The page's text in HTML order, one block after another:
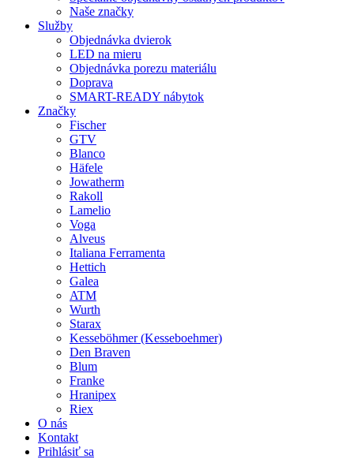
Naše značky
Služby
Objednávka dvierok
LED na mieru
Objednávka porezu materiálu
Doprava
SMART-READY nábytok
Značky
Fischer
GTV
Blanco
Häfele
Jowatherm
Rakoll
Lamelio
Voga
Alveus
Italiana Ferramenta
Hettich
Galea
ATM
Wurth
Starax
Kesseböhmer (Kesseboehmer)
Den Braven
Blum
Franke
Hranipex
Riex
O nás
Kontakt
Prihlásiť sa